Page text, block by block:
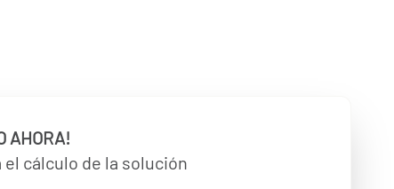
AHORA!
el cálculo de la solución